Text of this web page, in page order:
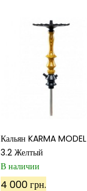
Кальян KARMA MODEL
3.2 Желтый
В наличии
4 000 грн.